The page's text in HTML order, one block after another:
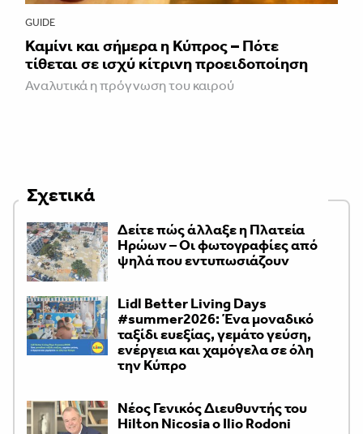
GUIDE
Καμίνι και σήμερα η Κύπρος – Πότε
τίθεται σε ισχύ κίτρινη προειδοποίηση
Αναλυτικά η πρόγνωση του καιρού
Σχετικά
Δείτε πώς άλλαξε η Πλατεία
Ηρώων – Οι φωτογραφίες από
ψηλά που εντυπωσιάζουν
Lidl Better Living Days
#summer2026: Ένα μοναδικό
ταξίδι ευεξίας, γεμάτο γεύση,
ενέργεια και χαμόγελα σε όλη
την Κύπρο
Νέος Γενικός Διευθυντής του
Hilton Nicosia ο Ilio Rodoni